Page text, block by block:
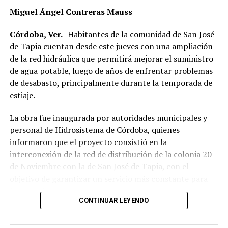
Miguel Ángel Contreras Mauss
Córdoba, Ver.- Habitantes de la comunidad de San José
de Tapia cuentan desde este jueves con una ampliación
de la red hidráulica que permitirá mejorar el suministro
de agua potable, luego de años de enfrentar problemas
de desabasto, principalmente durante la temporada de
estiaje.
La obra fue inaugurada por autoridades municipales y
personal de Hidrosistema de Córdoba, quienes
informaron que el proyecto consistió en la
interconexión de la red de distribución de la colonia 20
de Noviembre con la de San José de Tapia, con el
los usuarios.
De acuerdo con la información proporcionada, los
trabajos incluyeron la instalación de aproximadamente
CONTINUAR LEYENDO